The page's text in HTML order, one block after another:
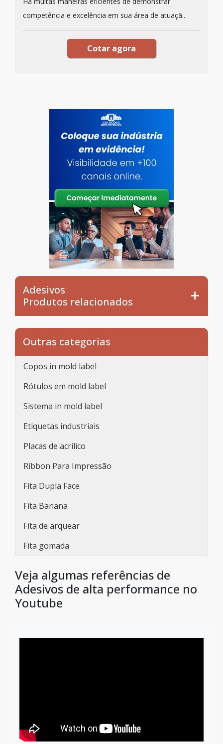
competência e excelência em sua área de atuaçã...
Cotar agora
Adesivos
Produtos relacionados
Outras categorias
Copos in mold label
Rótulos em mold label
Sistema in mold label
Etiquetas industriais
Placas de acrílico
Ribbon Para Impressão
Fita Dupla Face
Fita Banana
Fita de arquear
Fita gomada
Veja algumas referências de
Adesivos de alta performance no
Youtube